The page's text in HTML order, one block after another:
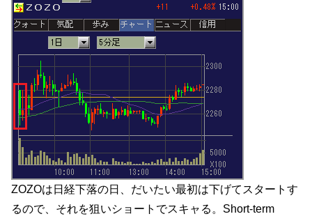
ZOZOは日経下落の日、だいたい最初は下げてスタートす
るので、それを狙いショートでスキャる。Short-term